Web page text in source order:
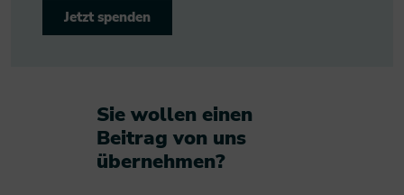
Jetzt spenden
Sie wollen einen
Beitrag von uns
übernehmen?​